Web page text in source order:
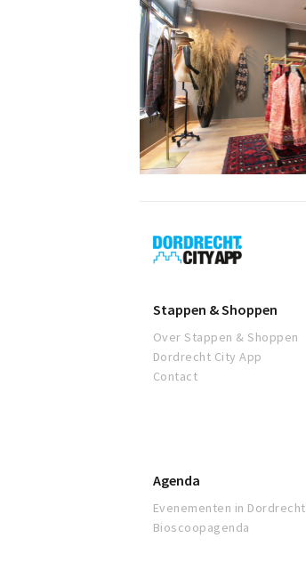
Dordrecht
City
Stappen & Shoppen
Over Stappen & Shoppen
Dordrecht City App
Contact
Agenda
Evenementen in Dordrecht
Bioscoopagenda